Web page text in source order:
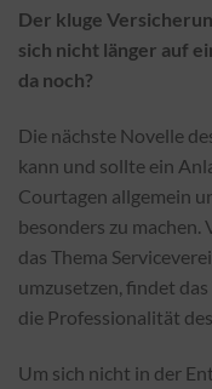
Der kluge
sich nicht länger auf
da noch?
Die nächste Novelle
kann und sollte ein
Courtagen allgemein
besonders zu
das Thema
umzusetzen, findet
die Professionalität
Um sich nicht in der